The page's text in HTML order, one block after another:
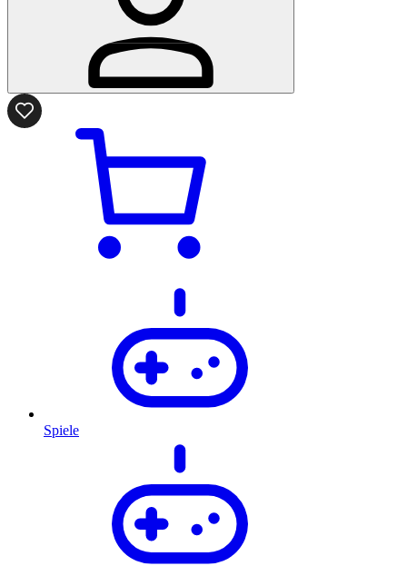
Spiele